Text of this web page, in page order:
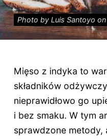
Photo by Luis Santoyo
Mięso z indyka to
składników
nieprawidłowo go
i bez smaku. W tym
sprawdzone